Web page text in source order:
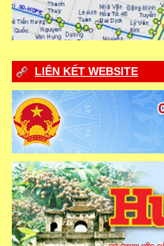
LIÊN KẾT WEBSITE